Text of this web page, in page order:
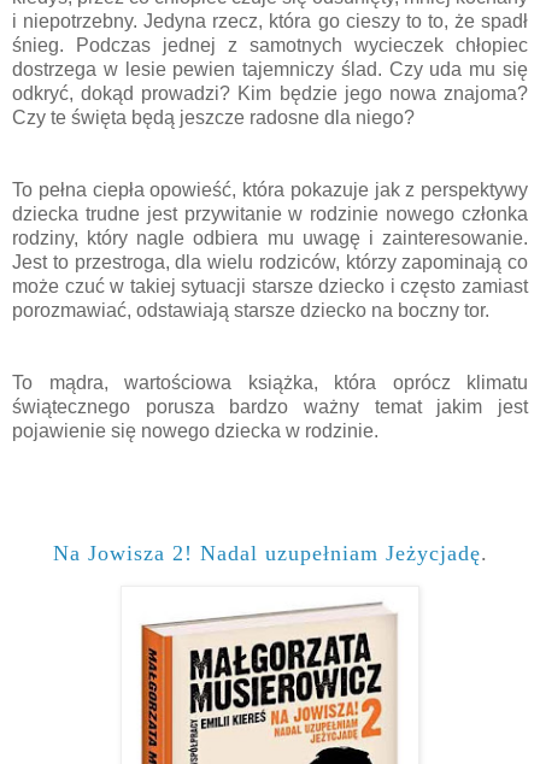
i niepotrzebny. Jedyna rzecz, która go cieszy to to, że spadł
śnieg. Podczas jednej z samotnych wycieczek chłopiec
dostrzega w lesie pewien tajemniczy ślad. Czy uda mu się
odkryć, dokąd prowadzi? Kim będzie jego nowa znajoma?
Czy te święta będą jeszcze radosne dla niego?
To pełna ciepła opowieść, która pokazuje jak z perspektywy
dziecka trudne jest przywitanie w rodzinie nowego członka
rodziny, który nagle odbiera mu uwagę i zainteresowanie.
Jest to przestroga, dla wielu rodziców, którzy zapominają co
może czuć w takiej sytuacji starsze dziecko i często zamiast
porozmawiać, odstawiają starsze dziecko na boczny tor.
To mądra, wartościowa książka, która oprócz klimatu
świątecznego porusza bardzo ważny temat jakim jest
pojawienie się nowego dziecka w rodzinie.
Na Jowisza 2! Nadal uzupełniam Jeżycjadę.